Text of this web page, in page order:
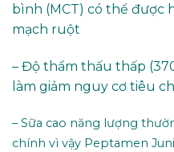
bình (MCT) có thể được
mạch ruột
– Độ thẩm thấu thấp
làm giảm nguy cơ tiêu
– Sữa cao năng lượng
chính vì vậy Peptamen